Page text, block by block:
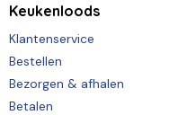
Keukenloods
Klantenservice
Bestellen
Bezorgen & afhalen
Betalen